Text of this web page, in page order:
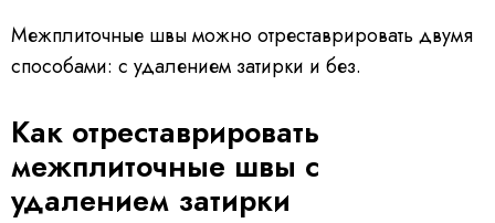
Межплиточные швы можно отреставрировать двумя
способами: с удалением затирки и без.
Как отреставрировать
межплиточные швы с
удалением затирки